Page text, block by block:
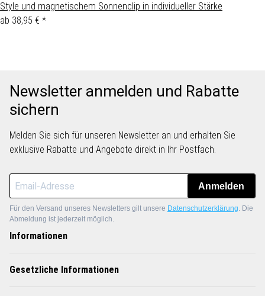
Style und magnetischem Sonnenclip in individueller Stärke
ab 38,95 € *
Newsletter anmelden und Rabatte
sichern
Melden Sie sich für unseren Newsletter an und erhalten Sie
exklusive Rabatte und Angebote direkt in Ihr Postfach.
Anmelden
Für den Versand unseres Newsletters gilt unsere Datenschutzerklärung. Die
Abmeldung ist jederzeit möglich.
Informationen
Gesetzliche Informationen